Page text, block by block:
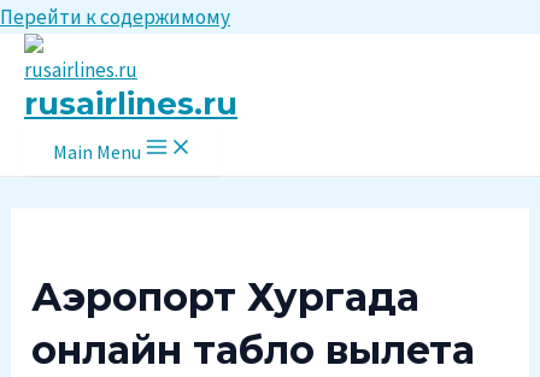
Перейти к содержимому
rusairlines.ru
Main Menu
Аэропорт Хургада
онлайн табло вылета